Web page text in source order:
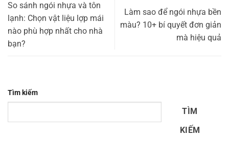
So sánh ngói nhựa và tôn
lạnh: Chọn vật liệu lợp mái
nào phù hợp nhất cho nhà
bạn?
Làm sao để ngói nhựa bền
màu? 10+ bí quyết đơn giản
mà hiệu quả
Tìm kiếm
TÌM
KIẾM